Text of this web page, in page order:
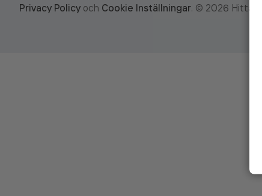
Privacy Policy och Cookie Inställningar. © 2026 Hitta.se